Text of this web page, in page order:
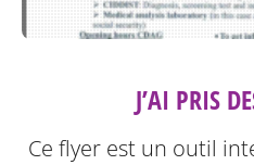
J’AI PRIS
Ce flyer est un outil